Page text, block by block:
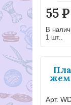
55Р
В
1 шт..
Арт.